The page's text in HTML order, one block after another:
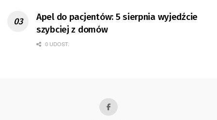
Apel do pacjentów: 5 sierpnia wyjedźcie
szybciej z domów
0 UDOST.